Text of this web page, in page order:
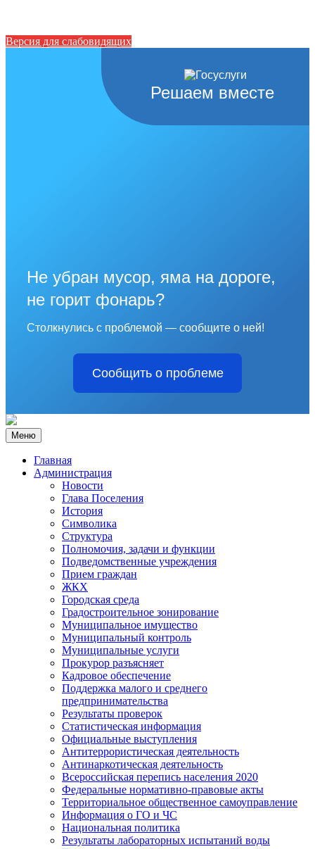
Версия для слабовидящих
Решаем вместе
Не убран мусор, яма на дороге,
не горит фонарь?
Столкнулись с проблемой — сообщите о ней!
Сообщить о проблеме
Меню
Главная
Администрация
Новости
Глава Поселения
История
Символика
Структура
Полномочия, задачи и функции
Подведомственные учреждения
Прием граждан
ЖКХ
Городская среда
Градостроительное зонирование
Муниципальное имущество
Муниципальный контроль
Муниципальные услуги
Прокурор разъясняет
Кадровое обеспечение
Поддержка малого и среднего
предпринимательства
Результаты проверок
Статистическая информация
Официальные выступления
Антитеррористическая деятельность
Антинаркотическая деятельность
Всероссийская перепись населения 2020
Федеральные нормативно-правовые акты
Территориальное общественное самоуправление
Информация о ГО и ЧС
Национальная политика
Результаты лабораторных испытаний воды